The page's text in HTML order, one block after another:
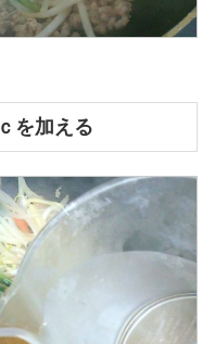
を加える